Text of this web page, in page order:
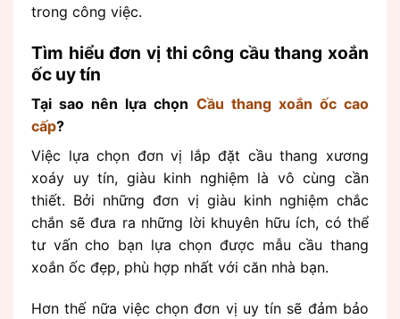
trong công việc.
Tìm hiểu đơn vị thi công cầu thang xoắn
ốc uy tín
Tại sao nên lựa chọn Cầu thang xoắn ốc cao
cấp?
Việc lựa chọn đơn vị lắp đặt cầu thang xương
xoáy uy tín, giàu kinh nghiệm là vô cùng cần
thiết. Bởi những đơn vị giàu kinh nghiệm chắc
chắn sẽ đưa ra những lời khuyên hữu ích, có thể
tư vấn cho bạn lựa chọn được mẫu cầu thang
xoắn ốc đẹp, phù hợp nhất với căn nhà bạn.
Hơn thế nữa việc chọn đơn vị uy tín sẽ đảm bảo